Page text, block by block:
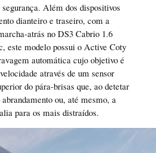
Além dos dispositivos
dianteiro e traseiro, com a
atrás no DS3 Cabrio 1.6
este modelo possui o Active Coty
automática cujo objetivo é
através de um sensor
do pára-brisas que, ao detetar
ou, até mesmo, a
para os mais distraídos.